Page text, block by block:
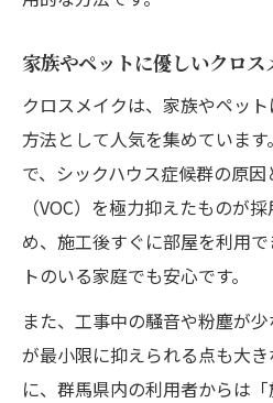
家族やペットに優しいクロス
クロスメイクは、家族やペッ
方法として人気を集めていま
で、シックハウス症候群の原
（VOC）を極力抑えたものが
め、施工後すぐに部屋を利用
トのいる家庭でも安心です。
また、工事中の騒音や粉塵が
が最小限に抑えられる点も大
に、群馬県内の利用者からは